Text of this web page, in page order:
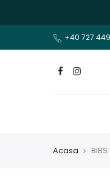
+40 727
Acasa